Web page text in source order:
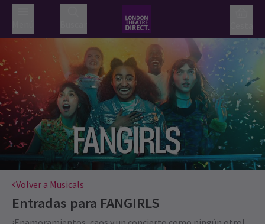
Volver a Musicals
Entradas para FANGIRLS